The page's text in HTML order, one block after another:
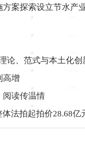
案探索设立节水产
论、范式与本土化创
高增
阅读传温情
法拍起拍价28.68亿